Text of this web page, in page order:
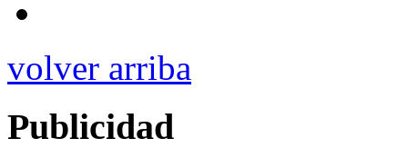
volver arriba
Publicidad